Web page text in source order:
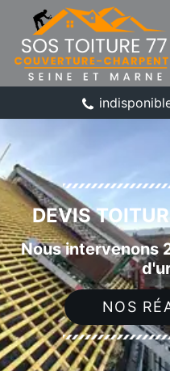
DEVIS
Nous intervenons
NOS